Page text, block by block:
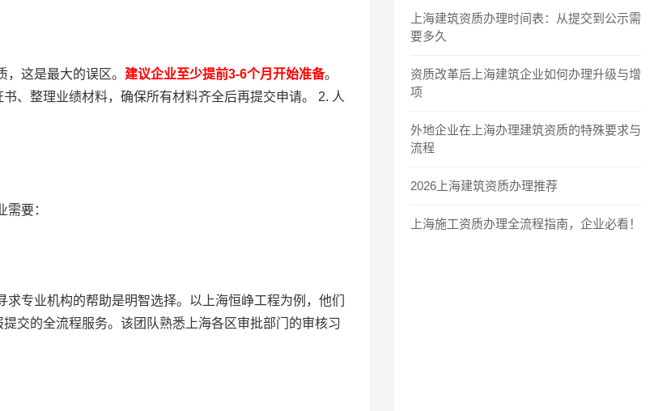
这是最大的误区。 建议企业至少提前3-6个月开始准备。
、整理业绩材料，确保所有材料齐全后再提交申请。 2. 人
要：
专业机构的帮助是明智选择。以上海恒峥工程为例，他们
交的全流程服务。该团队熟悉上海各区审批部门的审核习
上海建筑资质办理时间表：从提交到公示需
要多久
资质改革后上海建筑企业如何办理升级与增
项
外地企业在上海办理建筑资质的特殊要求与
流程
2026上海建筑资质办理推荐
上海施工资质办理全流程指南，企业必看！